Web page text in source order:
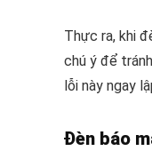
Thực ra, khi
chú ý để
lỗi này ngay
Đèn báo